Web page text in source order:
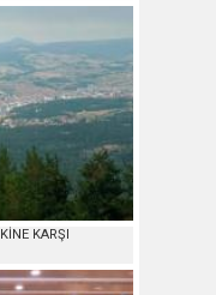
KARŞI